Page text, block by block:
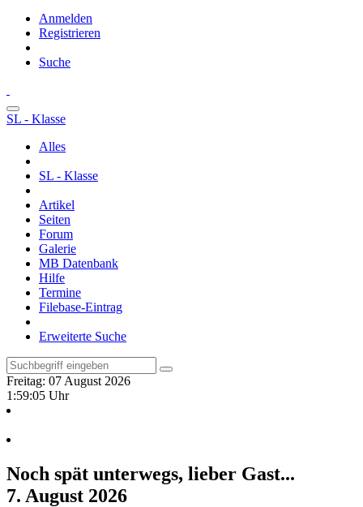
Anmelden
Registrieren
Suche
SL - Klasse
Alles
SL - Klasse
Artikel
Seiten
Forum
Galerie
MB Datenbank
Hilfe
Termine
Filebase-Eintrag
Erweiterte Suche
Freitag: 07 August 2026
1:59:06 Uhr
Noch spät unterwegs, lieber Gast...
7. August 2026